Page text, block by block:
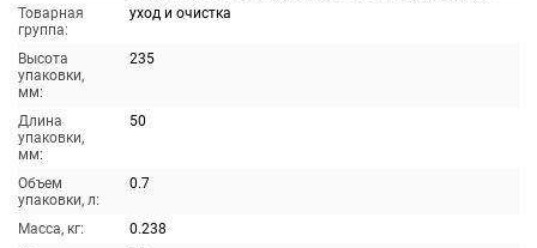
Товарная
группа:
уход и очистка
Высота
упаковки,
мм:
235
Длина
упаковки,
мм:
50
Объем
упаковки, л:
0.7
Масса, кг:
0.238